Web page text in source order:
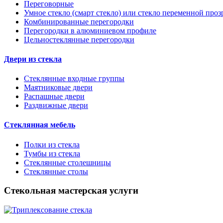
Переговорные
Умное стекло (смарт стекло) или стекло переменной
Комбинированные перегородки
Перегородки в алюминиевом профиле
Цельностеклянные перегородки
Двери из стекла
Стеклянные входные группы
Маятниковые двери
Распашные двери
Раздвижные двери
Стеклянная мебель
Полки из стекла
Тумбы из стекла
Стеклянные столешницы
Стеклянные столы
Стекольная мастерская услуги